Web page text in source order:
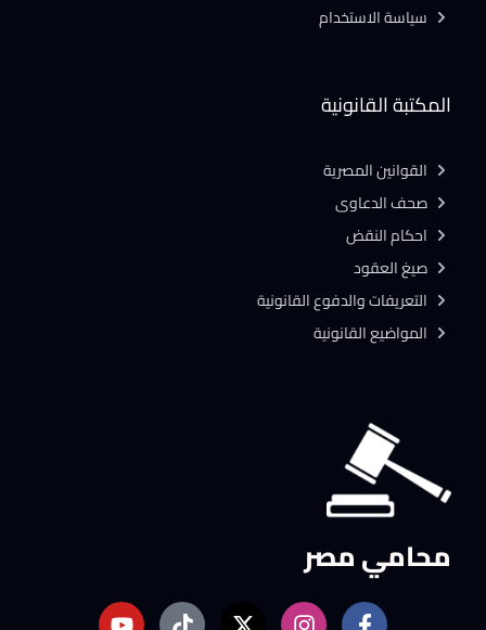
محامي مصر
المكتبة القانونية
القوانين المصرية
صحف الدعاوى
احكام النقض
صيغ العقود
التعريفات والدفوع القانونية
المواضيع القانونية
سياسة الاستخدام